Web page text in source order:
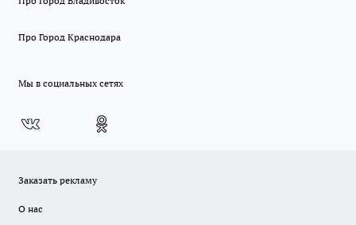
Про Город Краснодара
Мы в социальных сетях
Заказать рекламу
О нас